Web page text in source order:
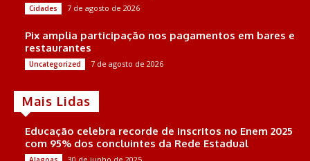
Cidades 7 de agosto de 2026
Pix amplia participação nos pagamentos em bares e
restaurantes
Uncategorized 7 de agosto de 2026
Mais Lidas
Educação celebra recorde de inscritos no Enem 2025
com 95% dos concluintes da Rede Estadual